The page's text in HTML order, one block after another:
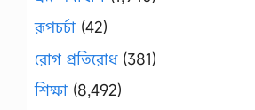
রূপচর্চা (42)
রোগ প্রতিরোধ(381)
শিক্ষা (8,492)